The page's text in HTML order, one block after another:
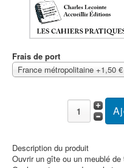
Frais de port
France métropolitaine +1,50 €
Description du produit
Ouvrir un gîte ou un meublé